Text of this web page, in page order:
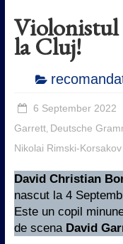
Violonistul
la Cluj!
6 September 2022
Garrett, Deutsche
Nikolai Rimski-Korsakov
David Christian
nascut la 4
Este un copil
de scena David